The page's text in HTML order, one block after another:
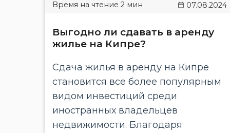
07.08.2024
Выгодно ли сдавать в аренду
жилье на Кипре?
Сдача жилья в аренду на Кипре
становится все более популярным
видом инвестиций среди
иностранных владельцев
недвижимости. Благодаря